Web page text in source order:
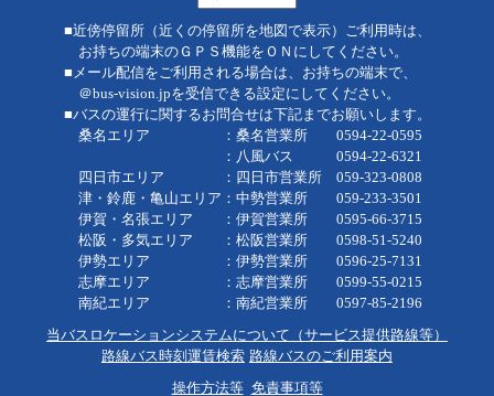
■近傍停留所（近くの停留所を地図で表示）ご利用時は、
お持ちの端末のＧＰＳ機能をＯＮにしてください。
■メール配信をご利用される場合は、お持ちの端末で、
＠bus-vision.jpを受信できる設定にしてください。
■バスの運行に関するお問合せは下記までお願いします。
桑名エリア ：桑名営業所 0594-22-0595
：八風バス 0594-22-6321
四日市エリア ：四日市営業所 059-323-0808
津・鈴鹿・亀山エリア：中勢営業所 059-233-3501
伊賀・名張エリア ：伊賀営業所 0595-66-3715
松阪・多気エリア ：松阪営業所 0598-51-5240
伊勢エリア ：伊勢営業所 0596-25-7131
志摩エリア ：志摩営業所 0599-55-0215
南紀エリア ：南紀営業所 0597-85-2196
当バスロケーションシステムについて（サービス提供路線等）
路線バス時刻運賃検索 路線バスのご利用案内
操作方法等 免責事項等